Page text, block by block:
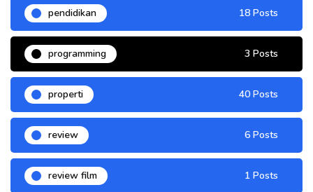
pendidikan 18 Posts
programming 3 Posts
properti 40 Posts
review 6 Posts
review film 1 Posts